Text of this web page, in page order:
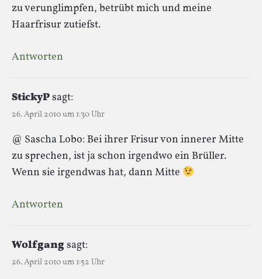
zu verunglimpfen, betrübt mich und meine
Haarfrisur zutiefst.
Antworten
StickyPsagt:
26. April 2010 um 1:30 Uhr
@ Sascha Lobo: Bei ihrer Frisur von innerer Mitte
zu sprechen, ist ja schon irgendwo ein Brüller.
Wenn sie irgendwas hat, dann Mitte
Antworten
Wolfgangsagt:
26. April 2010 um 1:52 Uhr